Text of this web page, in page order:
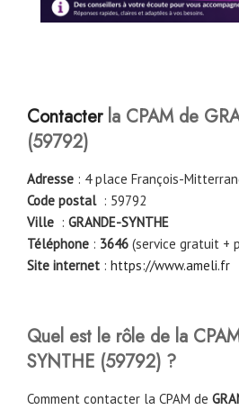
Contacterla CPAM de
(59792)
Adresse : 4 place François-
Code postal: 59792
Ville : GRANDE-SYNTHE
Téléphone : 3646 (service gratuit +
Site internet : https://www.ameli.fr
Quel est le rôle de la
SYNTHE (59792) ?
Comment contacter la CPAM de